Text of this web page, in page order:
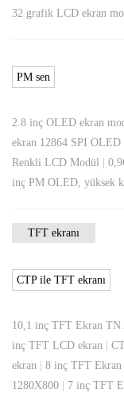
32 grafik LCD ekran
PM sen
2.8 inç OLED ekran
ekran 12864 SPI OLED
Renkli LCD Modül |
inç PM OLED, yüksek
TFT ekranı
CTP ile TFT ekranı
10,1 inç TFT Ekran TN
inç TFT LCD ekran |
ekran | 8 inç TFT Ekran
1280X800 | 7 inç TFT